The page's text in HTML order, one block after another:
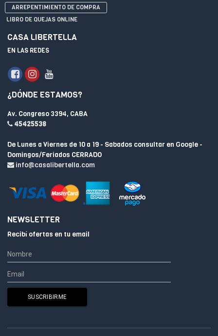
ARREPENTIMIENTO DE COMPRA
LIBRO DE QUEJAS ONLINE
CASA LIBERTELLA
EN LAS REDES
¿DÓNDE ESTAMOS?
Av. Congreso 3394, CABA
45425538
De Lunes a Viernes de 10 a 19 - Sabados consultar en Google -
Domingos/Feriados CERRADO
info@casalibertella.com
NEWSLETTER
Recibí ofertas en tu email